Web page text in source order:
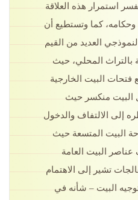
استمرار هذه العلاقة
كما وتستطيع أن
العديد من القيم
بالتراث المحلي، حيث
فتحات البيت الخارجية
البيت منكسر حيث
إلى الالتفاف والدخول
البيت المتسعة حيث
البيت العامة
تشير إلى الاهتمام
البيت – شأنه في